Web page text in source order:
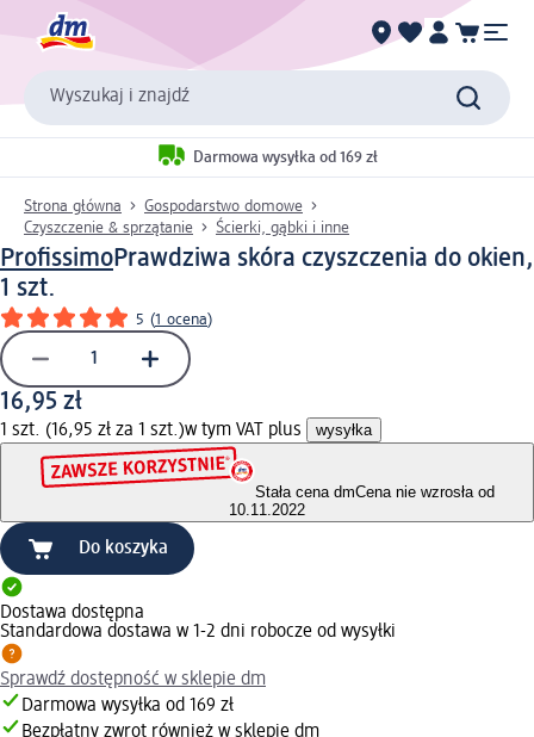
Wyszukaj i znajdź
Darmowa wysyłka od 169 zł
Strona główna
Gospodarstwo domowe
Czyszczenie & sprzątanie
Ścierki, gąbki i inne
ProfissimoPrawdziwa skóra czyszczenia do okien,
1 szt.
5 (1 ocena)
16,95 zł
1 szt. (16,95 zł za 1 szt.)w tym VAT plus wysyłka
Stała cena dmCena nie wzrosła od
10.11.2022
Do koszyka
Dostawa dostępna
Standardowa dostawa w 1-2 dni robocze od wysyłki
Sprawdź dostępność w sklepie dm
Darmowa wysyłka od 169 zł
Bezpłatny zwrot również w sklepie dm